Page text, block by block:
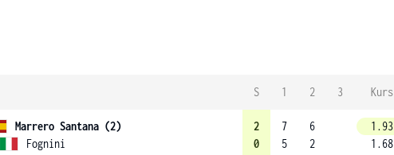
S 1 2 3 Kurs
Marrero Santana (2)
Fognini
2
0
7
5
6
2
1.93
1.68